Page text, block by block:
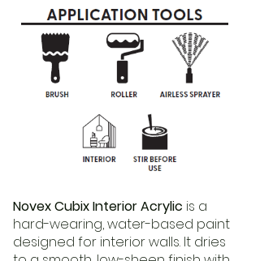
Novex Cubix Interior Acrylic is a
hard-wearing, water-based paint
designed for interior walls. It dries